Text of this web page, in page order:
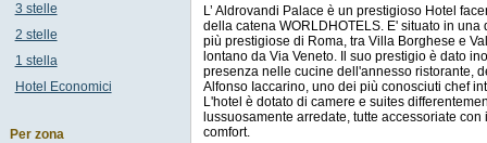
L’ Aldrovandi Palace è un prestigioso Hotel
della catena WORLDHOTELS. E' situato in una
più prestigiose di Roma, tra Villa Borghese e
lontano da Via Veneto. Il suo prestigio è dato
presenza nelle cucine dell'annesso ristorante,
Alfonso Iaccarino, uno dei più conosciuti chef
L'hotel è dotato di camere e suites
lussuosamente arredate, tutte accessoriate con
comfort.
3 stelle
2 stelle
1 stella
Hotel Economici
Per zona